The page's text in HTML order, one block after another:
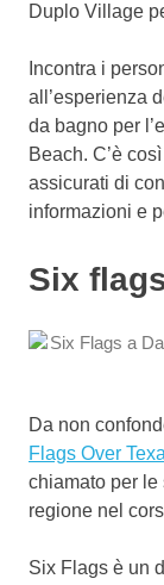
Duplo Village
Incontra i
all’esperienza
da bagno per
Beach. C’è
assicurati di
informazioni e
Six
Da non
Flags Over
chiamato per
regione nel
Six Flags è un